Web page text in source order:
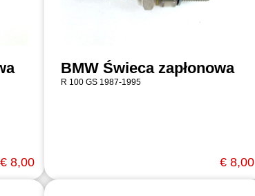
€ 8,00
BMW Świeca zapłonowa
R 100 GS 1987-1995
€ 8,00